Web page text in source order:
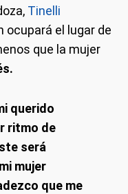
Tinelli
el lugar de
que la mujer
querido
ritmo de
será
mujer
que me